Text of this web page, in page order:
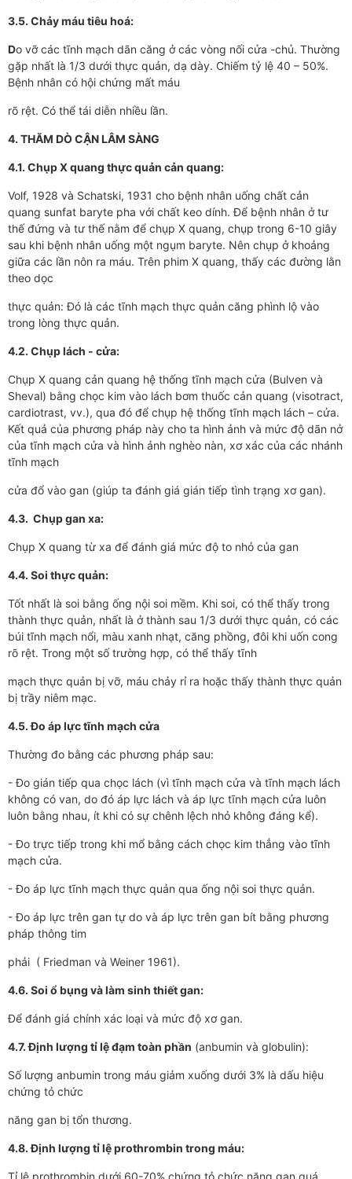
3.5. Chảy máu tiêu hoá:
Do vỡ các tĩnh mạch dãn căng ở các vòng nối cửa -chủ. Thường
gặp nhất là 1/3 dưới thực quản, dạ dày. Chiếm tỷ lệ 40 – 50%.
Bệnh nhân có hội chứng mất máu
rõ rệt. Có thể tái diễn nhiều lần.
4. THĂM DÒ CẬN LÂM SÀNG
4.1. Chụp X quang thực quản cản quang:
Volf, 1928 và Schatski, 1931 cho bệnh nhân uống chất cản
quang sunfat baryte pha với chất keo dính. Để bệnh nhân ở tư
thế đứng và tư thế nằm để chụp X quang, chụp trong 6-10 giây
sau khi bệnh nhân uống một ngụm baryte. Nên chụp ở khoảng
giữa các lần nôn ra máu. Trên phim X quang, thấy các đường lằn
theo dọc
thực quản: Đó là các tĩnh mạch thực quản căng phình lộ vào
trong lòng thực quản.
4.2. Chụp lách - cửa:
Chụp X quang cản quang hệ thống tĩnh mạch cửa (Bulven và
Sheval) bằng chọc kim vào lách bơm thuốc cản quang (visotract,
cardiotrast, vv.), qua đó để chụp hệ thống tĩnh mạch lách – cửa.
Kết quả của phương pháp này cho ta hình ảnh và mức độ dãn nở
của tĩnh mạch cửa và hình ảnh nghèo nàn, xơ xác của các nhánh
tĩnh mạch
cửa đổ vào gan (giúp ta đánh giá gián tiếp tình trạng xơ gan).
4.3. Chụp gan xa:
Chụp X quang từ xa để đánh giá mức độ to nhỏ của gan
4.4. Soi thực quản:
Tốt nhất là soi bằng ống nội soi mềm. Khi soi, có thể thấy trong
thành thực quản, nhất là ở thành sau 1/3 dưới thực quản, có các
búi tĩnh mạch nổi, màu xanh nhạt, căng phồng, đôi khi uốn cong
rõ rệt. Trong một số trường hợp, có thể thấy tĩnh
mạch thực quản bị vỡ, máu chảy rỉ ra hoặc thấy thành thực quản
bị trầy niêm mạc.
4.5. Đo áp lực tĩnh mạch cửa
Thường đo bằng các phương pháp sau:
- Đo gián tiếp qua chọc lách (vì tĩnh mạch cửa và tĩnh mạch lách
không có van, do đó áp lực lách và áp lực tĩnh mạch cửa luôn
luôn bằng nhau, ít khi có sự chênh lệch nhỏ không đáng kể).
- Đo trực tiếp trong khi mổ bằng cách chọc kim thẳng vào tĩnh
mạch cửa.
- Đo áp lực tĩnh mạch thực quản qua ống nội soi thực quản.
- Đo áp lực trên gan tự do và áp lực trên gan bít bằng phương
pháp thông tim
phải ( Friedman và Weiner 1961).
4.6. Soi ổ bụng và làm sinh thiết gan:
Để đánh giá chính xác loại và mức độ xơ gan.
4.7. Định lượng tỉ lệ đạm toàn phần (anbumin và globulin):
Số lượng anbumin trong máu giảm xuống dưới 3% là dấu hiệu
chứng tỏ chức
năng gan bị tổn thương.
4.8. Định lượng tỉ lệ prothrombin trong máu:
Tỉ lệ prothrombin dưới 60-70% chứng tỏ chức năng gan quá